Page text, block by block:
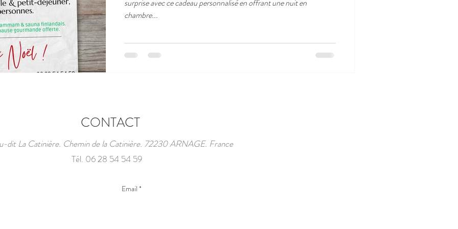
surprise avec ce cadeau personnalisé en offrant une nuit en
chambre...
CONTACT
dit La Catinière. Chemin de la Catinière. 72230 ARNAGE. France
Tél. 06 28 54 54 59